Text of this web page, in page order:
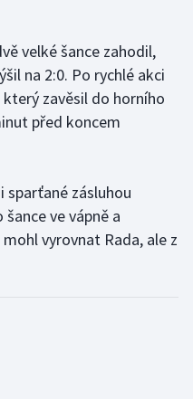
velké šance zahodil,
na 2:0. Po rychlé akci
zavěsil do horního
před koncem
sparťané zásluhou
ve vápně a
vyrovnat Rada, ale z